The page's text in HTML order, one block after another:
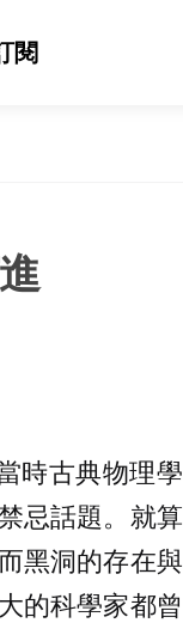
閱
時古典物理學
忌話題。就算
黑洞的存在與
的科學家都曾